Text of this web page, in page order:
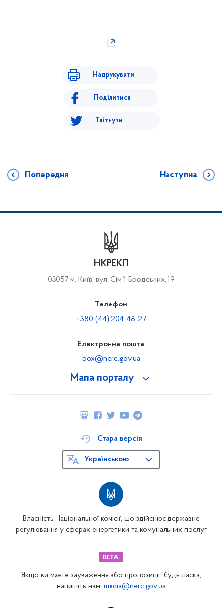
Надрукувати
Поділитися
Твітнути
Попередня Наступна
Мапа порталу
НКРЕКП
03057 м. Київ, вул. Сімʼї Бродських, 19
Телефон
+380 (44) 204-48-27
Електронна пошта
box@nerc.gov.ua
Власність Національної комісії, що здійснює державне
регулювання у сферах енергетики та комунальних послуг
Стара версія
Українською
Якщо ви маєте зауваження або пропозиції, будь ласка,
напишіть нам: media@nerc.gov.ua